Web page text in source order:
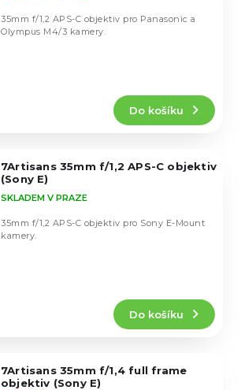
Do košíku
35mm f/1,2 APS-C objektiv pro Panasonic a
Olympus M4/3 kamery.
7Artisans 35mm f/1,2 APS-C objektiv
(Sony E)
SKLADEM V PRAZE
Do košíku
35mm f/1,2 APS-C objektiv pro Sony E-Mount
kamery.
7Artisans 35mm f/1,4 full frame
objektiv (Sony E)